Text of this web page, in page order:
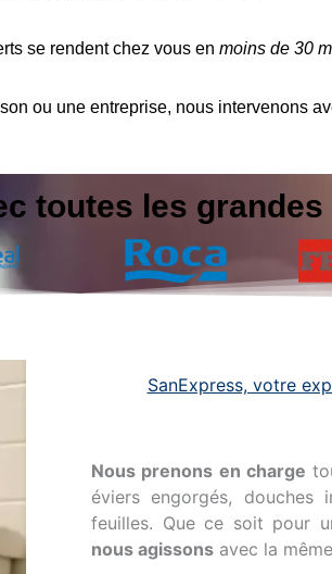
se rendent chez vous en moins de 30
ou une entreprise, nous intervenons
toutes les grandes
SanExpress, votre
Nous prenons en charge
éviers engorgés, douches
feuilles. Que ce soit pour
nous agissons avec la